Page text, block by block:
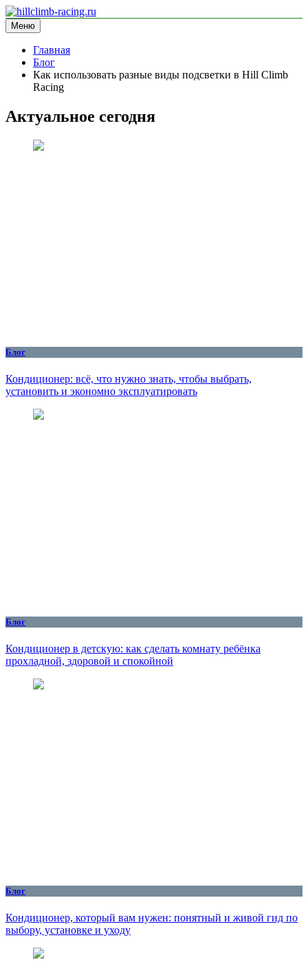
Перейти
к
содержимому
hillclimb-racing.ru
информационный сайт
Меню
Главная
Блог
Как использовать разные виды подсветки в Hill Climb
Racing
Актуальное сегодня
Блог
Кондиционер: всё, что нужно знать, чтобы выбрать,
установить и экономно эксплуатировать
Блог
Кондиционер в детскую: как сделать комнату ребёнка
прохладной, здоровой и спокойной
Блог
Кондиционер, который вам нужен: понятный и живой гид по
выбору, установке и уходу